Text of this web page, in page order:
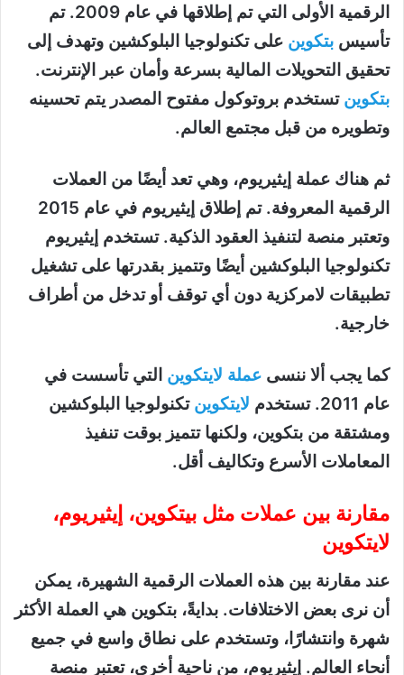
الرقمية الأولى التي تم إطلاقها في عام 2009. تم
تأسيس بتكوين على تكنولوجيا البلوكشين وتهدف إلى
تحقيق التحويلات المالية بسرعة وأمان عبر الإنترنت.
بتكوين تستخدم بروتوكول مفتوح المصدر يتم تحسينه
وتطويره من قبل مجتمع العالم.
ثم هناك عملة إيثيريوم، وهي تعد أيضًا من العملات
الرقمية المعروفة. تم إطلاق إيثيريوم في عام 2015
وتعتبر منصة لتنفيذ العقود الذكية. تستخدم إيثيريوم
تكنولوجيا البلوكشين أيضًا وتتميز بقدرتها على تشغيل
تطبيقات لامركزية دون أي توقف أو تدخل من أطراف
خارجية.
كما يجب ألا ننسى عملة لايتكوين التي تأسست في
عام 2011. تستخدم
لايتكوين تكنولوجيا البلوكشين
ومشتقة من بتكوين، ولكنها تتميز بوقت تنفيذ
المعاملات الأسرع وتكاليف أقل.
مقارنة بين عملات مثل بيتكوين، إيثيريوم،
لايتكوين
عند مقارنة بين هذه العملات الرقمية الشهيرة، يمكن
أن نرى بعض الاختلافات. بدايةً، بتكوين هي العملة الأكثر
شهرة وانتشارًا، وتستخدم على نطاق واسع في جميع
أنحاء العالم. إيثيريوم، من ناحية أخرى، تعتبر منصة